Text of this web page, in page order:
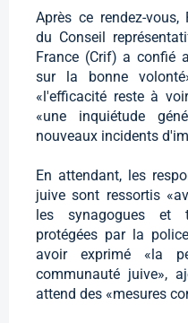
Après ce rendez-vous,
du Conseil
France (Crif) a confié
sur la bonne
«l'efficacité reste à
«une inquiétude
nouveaux incidents
En attendant, les
juive sont ressortis
les synagogues et
protégées par la
avoir exprimé «la
communauté juive»,
attend des «mesures